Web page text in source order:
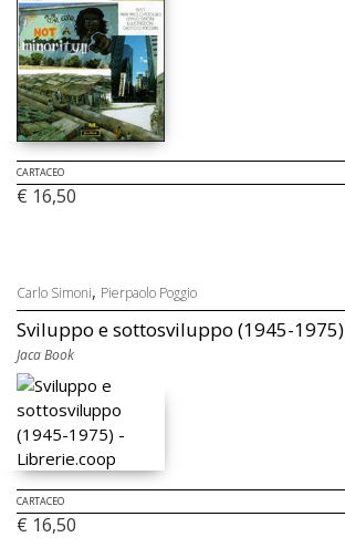
CARTACEO
€ 16,50
Carlo Simoni, Pierpaolo Poggio
Sviluppo e sottosviluppo (1945-1975)
Jaca Book
CARTACEO
€ 16,50